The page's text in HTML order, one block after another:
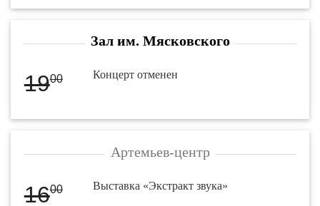
Зал им. Мясковского
1900 Концерт отменен
Артемьев-центр
1600 Выставка «Экстракт звука»